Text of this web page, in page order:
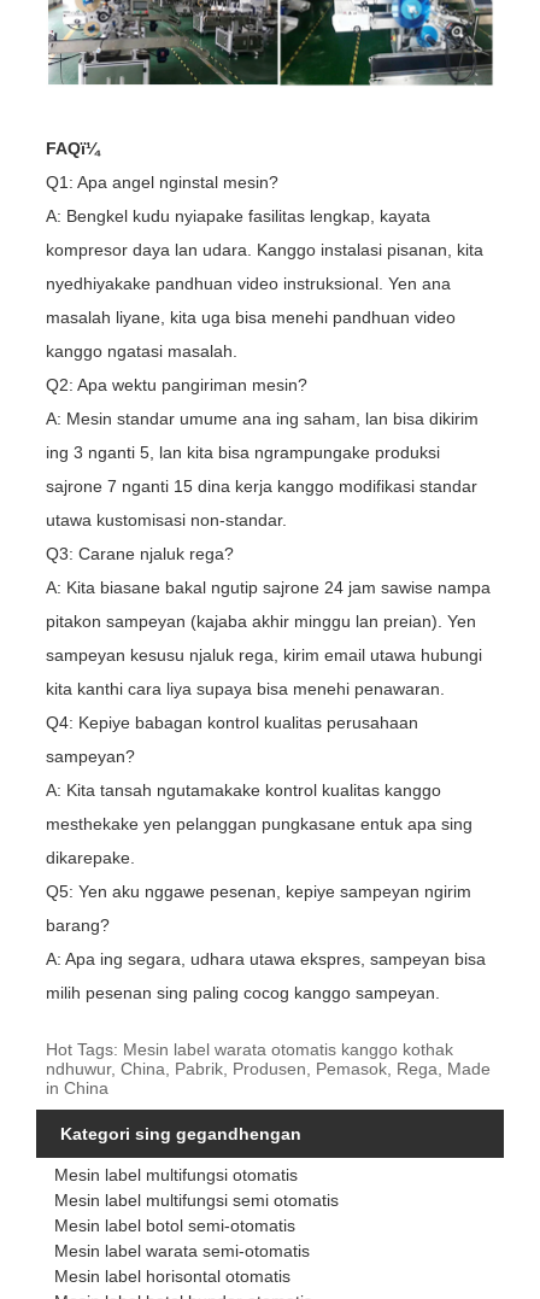
FAQï¼
Q1: Apa angel nginstal mesin?
A: Bengkel kudu nyiapake fasilitas lengkap, kayata
kompresor daya lan udara. Kanggo instalasi pisanan, kita
nyedhiyakake pandhuan video instruksional. Yen ana
masalah liyane, kita uga bisa menehi pandhuan video
kanggo ngatasi masalah.
Q2: Apa wektu pangiriman mesin?
A: Mesin standar umume ana ing saham, lan bisa dikirim
ing 3 nganti 5, lan kita bisa ngrampungake produksi
sajrone 7 nganti 15 dina kerja kanggo modifikasi standar
utawa kustomisasi non-standar.
Q3: Carane njaluk rega?
A: Kita biasane bakal ngutip sajrone 24 jam sawise nampa
pitakon sampeyan (kajaba akhir minggu lan preian). Yen
sampeyan kesusu njaluk rega, kirim email utawa hubungi
kita kanthi cara liya supaya bisa menehi penawaran.
Q4: Kepiye babagan kontrol kualitas perusahaan
sampeyan?
A: Kita tansah ngutamakake kontrol kualitas kanggo
mesthekake yen pelanggan pungkasane entuk apa sing
dikarepake.
Q5: Yen aku nggawe pesenan, kepiye sampeyan ngirim
barang?
A: Apa ing segara, udhara utawa ekspres, sampeyan bisa
milih pesenan sing paling cocog kanggo sampeyan.
Hot Tags: Mesin label warata otomatis kanggo kothak
ndhuwur, China, Pabrik, Produsen, Pemasok, Rega, Made
in China
Kategori sing gegandhengan
Mesin label multifungsi otomatis
Mesin label multifungsi semi otomatis
Mesin label botol semi-otomatis
Mesin label warata semi-otomatis
Mesin label horisontal otomatis